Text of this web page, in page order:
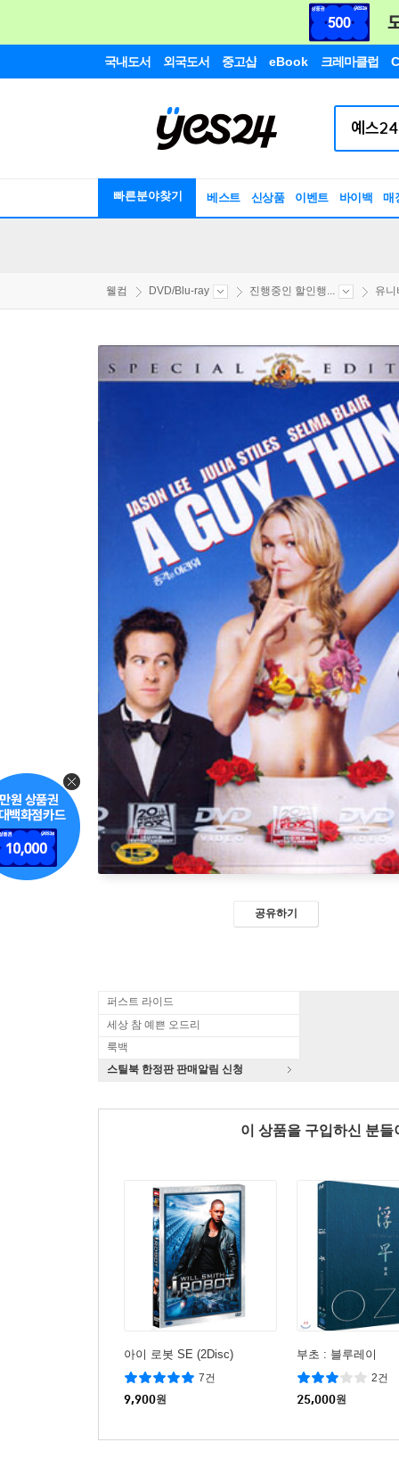
국내도서 외국도서 중고샵 eBook 크레마클럽
빠른분야찾기 베스트 신상품 이벤트 바이백 매
웰컴 DVD/Blu-ray 진행중인 할인행... 유
공유하기
퍼스트 라이드
세상 참 예쁜 오드리
룩백
스틸북 한정판 판매알림 신청
이 상품을 구입하신 분
아이 로봇 SE (2Disc)
7건
9,900원
부초 : 블루레이
2건
25,000원